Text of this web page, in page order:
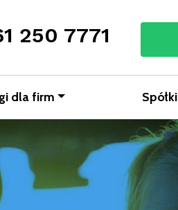
250 7771
dla firm Spółki